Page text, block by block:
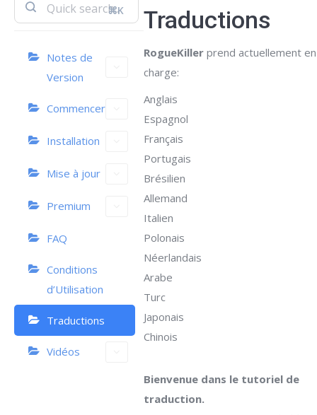
⌘K
Notes de
Version
Commencer
Installation
Mise à jour
Premium
FAQ
Conditions
d’Utilisation
Traductions
Vidéos
Traductions
RogueKiller prend actuellement en
charge:
Anglais
Espagnol
Français
Portugais
Brésilien
Allemand
Italien
Polonais
Néerlandais
Arabe
Turc
Japonais
Chinois
Bienvenue dans le tutoriel de
traduction.